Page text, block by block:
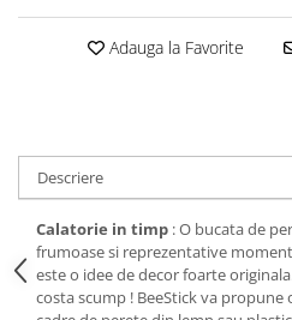
Stickere imprimate
Stickere tip tablou
Adauga la Favorite
Descriere
Calatorie in timp : O bucata de
frumoase si reprezentative
este o idee de decor foarte
costa scump ! BeeStick va